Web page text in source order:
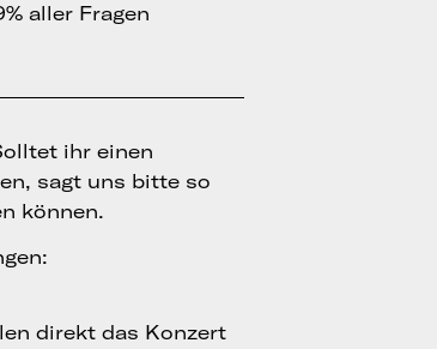
aller Fragen
ihr einen
sagt uns bitte so
können.
direkt das Konzert